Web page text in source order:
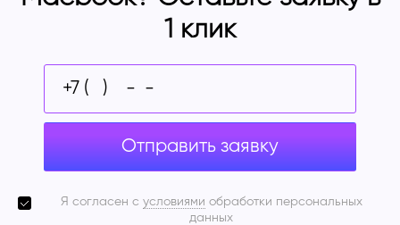
1 клик
Отправить заявку
Я согласен с условиями обработки персональных
данных